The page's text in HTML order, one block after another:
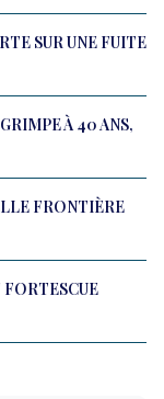
SUR UNE FUITE
À 40 ANS,
FRONTIÈRE